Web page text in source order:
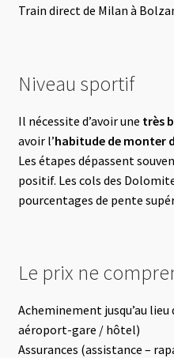
Train direct de Milan à
Niveau sportif
Il nécessite d’avoir une très
avoir l’habitude de monter
Les étapes dépassent
positif. Les cols des
pourcentages de pente
Le prix ne
Acheminement jusqu’au
aéroport-gare / hôtel)
Assurances (assistance –